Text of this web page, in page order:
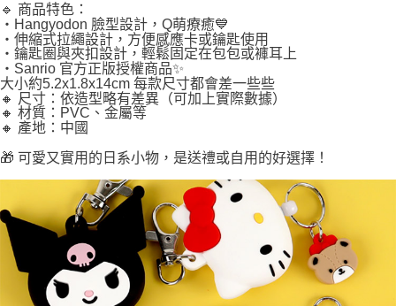
🔹 商品特色：
・Hangyodon 臉型設計，Q萌療癒💙
・伸縮式拉繩設計，方便感應卡或鑰匙使用
・鑰匙圈與夾扣設計，輕鬆固定在包包或褲耳上
・Sanrio 官方正版授權商品✨
大小約5.2x1.8x14cm 每款尺寸都會差一些些
🔸 尺寸：依造型略有差異（可加上實際數據）
🔸 材質：PVC、金屬等
🔸 產地：中國
🎁 可愛又實用的日系小物，是送禮或自用的好選擇！